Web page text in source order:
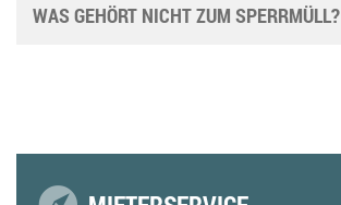
WAS GEHÖRT NICHT ZUM SPERRMÜLL?